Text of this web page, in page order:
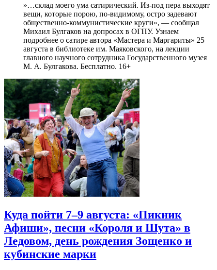
»…склад моего ума сатирический. Из-под пера выходят
вещи, которые порою, по-видимому, остро задевают
общественно-коммунистические круги», — сообщал
Михаил Булгаков на допросах в ОГПУ. Узнаем
подробнее о сатире автора «Мастера и Маргариты» 25
августа в библиотеке им. Маяковского, на лекции
главного научного сотрудника Государственного музея
М. А. Булгакова. Бесплатно. 16+
Куда пойти 7–9 августа: «Пикник
Афиши», песни «Короля и Шута» в
Ледовом, день рождения Зощенко и
кубинские марки